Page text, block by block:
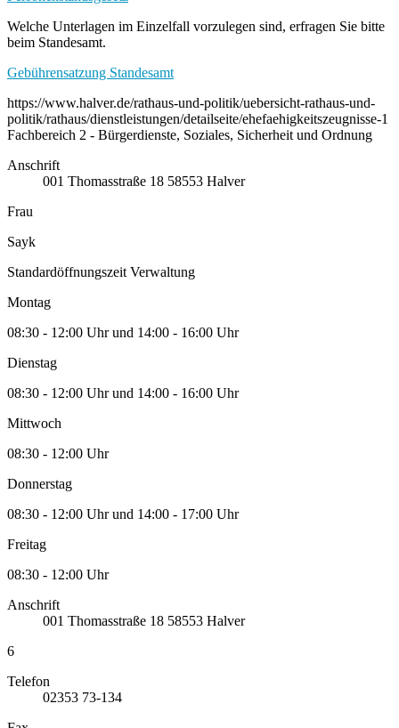
Welche Unterlagen im Einzelfall vorzulegen sind, erfragen Sie bitte
beim Standesamt.
Gebührensatzung Standesamt
https://www.halver.de/rathaus-und-politik/uebersicht-rathaus-und-
politik/rathaus/dienstleistungen/detailseite/ehefaehigkeitszeugnisse-1
Fachbereich 2 - Bürgerdienste, Soziales, Sicherheit und Ordnung
Anschrift
001 Thomasstraße 18 58553 Halver
Frau
Sayk
Standardöffnungszeit Verwaltung
Montag
08:30 - 12:00 Uhr und 14:00 - 16:00 Uhr
Dienstag
08:30 - 12:00 Uhr und 14:00 - 16:00 Uhr
Mittwoch
08:30 - 12:00 Uhr
Donnerstag
08:30 - 12:00 Uhr und 14:00 - 17:00 Uhr
Freitag
08:30 - 12:00 Uhr
Anschrift
001 Thomasstraße 18 58553 Halver
6
Telefon
02353 73-134